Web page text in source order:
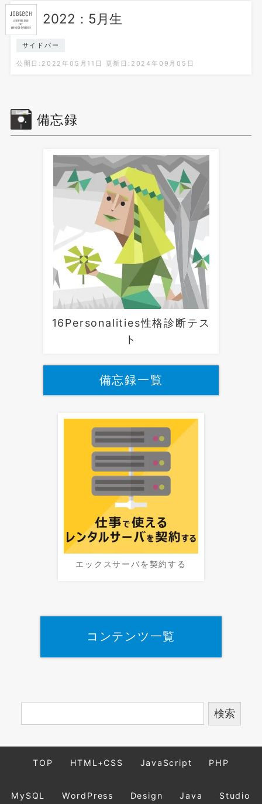
2022：5月生
サイドバー
公開日:2022年05月11日 更新日:2024年09月05日
備忘録
16Personalities性格診断テス
ト
備忘録一覧
エックスサーバを契約する
コンテンツ一覧
TOP HTML+CSS JavaScript PHP
MySQL WordPress Design Java Studio